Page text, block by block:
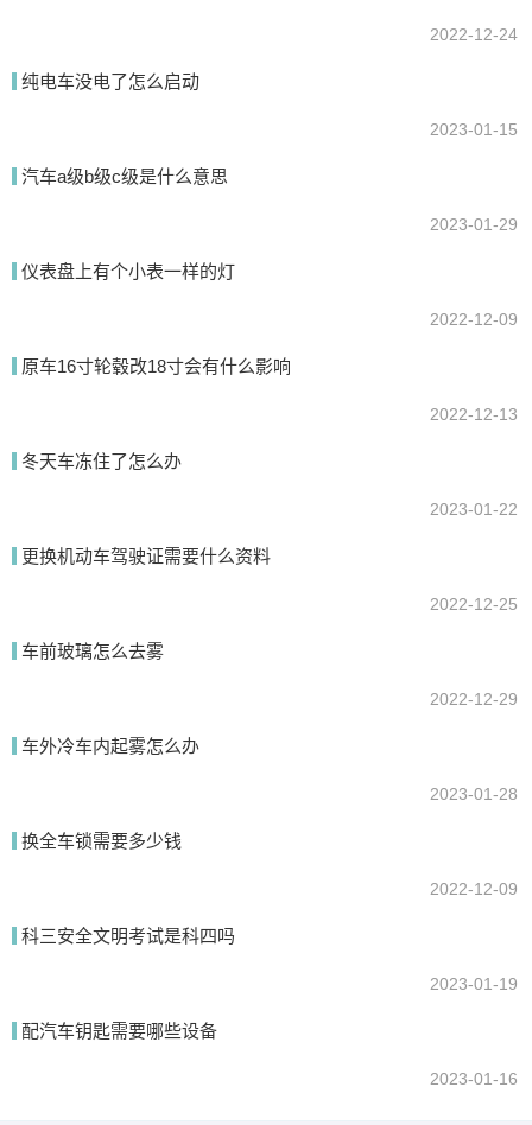
提交
2022-12-24
纯电车没电了怎么启动
2023-01-15
汽车a级b级c级是什么意思
2023-01-29
仪表盘上有个小表一样的灯
2022-12-09
原车16寸轮毂改18寸会有什么影响
2022-12-13
冬天车冻住了怎么办
2023-01-22
更换机动车驾驶证需要什么资料
2022-12-25
车前玻璃怎么去雾
2022-12-29
车外冷车内起雾怎么办
2023-01-28
换全车锁需要多少钱
2022-12-09
科三安全文明考试是科四吗
2023-01-19
配汽车钥匙需要哪些设备
2023-01-16